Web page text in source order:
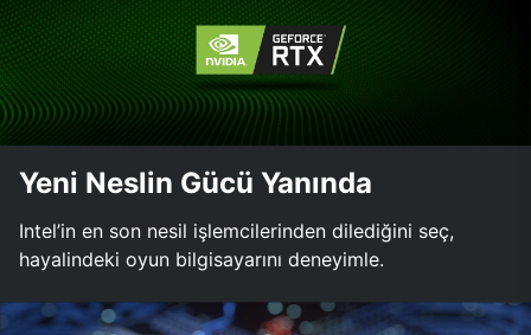
Yeni Neslin Gücü Yanında
Intel’in en son nesil işlemcilerinden dilediğini seç,
hayalindeki oyun bilgisayarını deneyimle.